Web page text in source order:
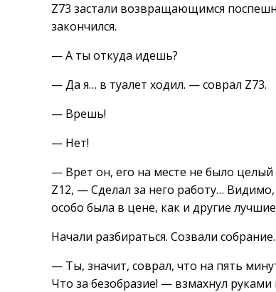
Z73 застали возвращающимся
закончился.
— А ты откуда идешь?
— Да я… в туалет ходил. — соврал Z73.
— Врешь!
— Нет!
— Врет он, его на месте не было
Z12, — Сделал за него работу…
особо была в цене, как и другие
Начали разбираться. Созвали
— Ты, значит, соврал, что на пять
Что за безобразие! — взмахнул